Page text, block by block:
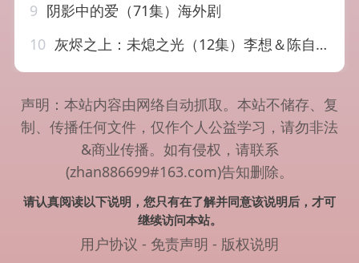
9 阴影中的爱（71集）海外剧
10 灰烬之上：未熄之光（12集）李想＆陈自强
声明：本站内容由网络自动抓取。本站不储存、复
制、传播任何文件，仅作个人公益学习，请勿非法
&商业传播。如有侵权，请联系
(zhan886699#163.com)告知删除。
请认真阅读以下说明，您只有在了解并同意该说明后，才可
继续访问本站。
用户协议 - 免责声明 - 版权说明